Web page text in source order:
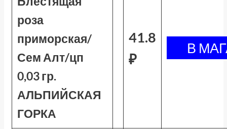
роза
приморская/
Сем Алт/цп
0,03 гр.
АЛЬПИЙСКАЯ
ГОРКА
41.8
₽